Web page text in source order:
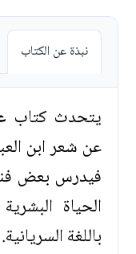
نبذة عن الكتاب
يتحدث كتاب
عن شعر ابن
فيدرس بعض
الحياة
باللغة